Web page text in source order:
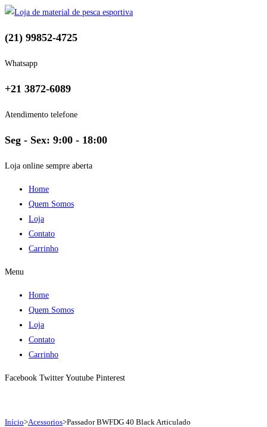
(21) 99852-4725
Whatsapp
+21 3872-6089
Atendimento telefone
Seg - Sex: 9:00 - 18:00
Loja online sempre aberta
Home
Quem Somos
Loja
Contato
Carrinho
Menu
Home
Quem Somos
Loja
Contato
Carrinho
Facebook Twitter Youtube Pinterest
Início>Acessorios>Passador BWFDG 40 Black Articulado